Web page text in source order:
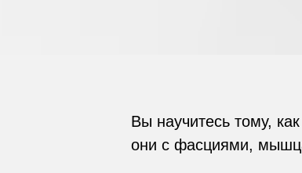
Вы научитесь тому,
они с фасциями,